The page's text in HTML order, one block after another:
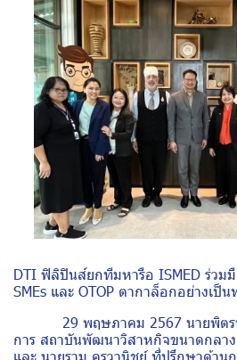
DTI ฟิลิปินส์ยกทีมหารือ ISMED ร่วม
SMEs และ OTOP ตากาล็อกอย่างเป็น
29 พฤษภาคม 2567 นายพิต
การ สถาบันพัฒนาวิสาหกิจขนาดกลา
และ นายราม คุรุวานิชย์ ที่ปรึกษาด้าน